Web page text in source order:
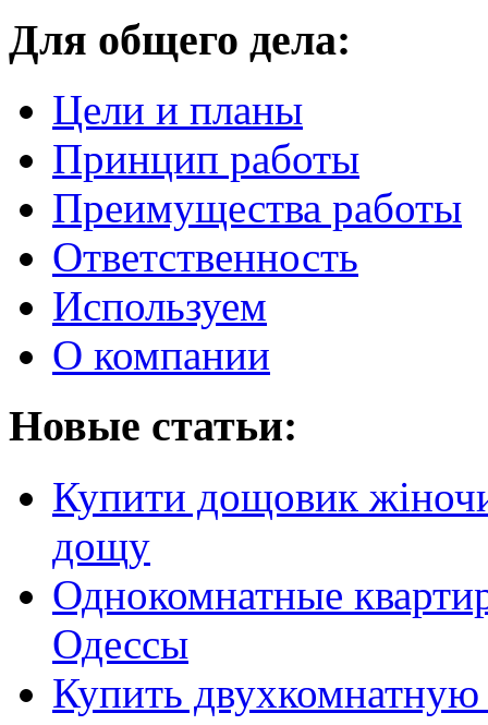
Для общего дела:
Цели и планы
Принцип работы
Преимущества работы
Ответственность
Используем
О компании
Новые статьи:
Купити дощовик
дощу
Однокомнатные
Одессы
Купить